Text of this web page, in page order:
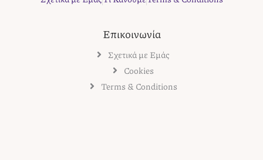
Επικοινωνία
Σχετικά με Εμάς
Cookies
Terms & Conditions